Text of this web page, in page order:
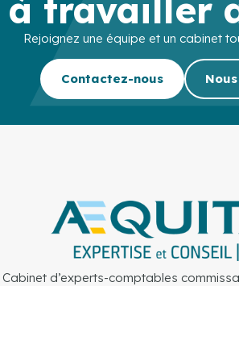
travailler
Rejoignez une équipe et un cabinet
Contactez-nous
Cabinet d’experts-comptables